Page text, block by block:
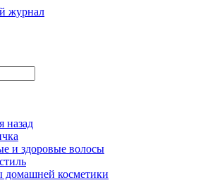
журнал
назад
и здоровые волосы
домашней косметики